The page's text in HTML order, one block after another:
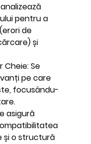
pentru a
de
și
Cheie: Se
pe care
focusându-
asigură
și o structură